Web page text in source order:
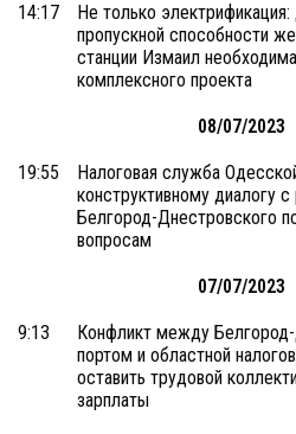
14:17
Не только электрификация:
пропускной способности
станции Измаил
комплексного проекта
08/07/2023
19:55
Налоговая служба
конструктивному диалогу
Белгород-Днестровского
вопросам
07/07/2023
9:13
Конфликт между
портом и областной
оставить трудовой
зарплаты